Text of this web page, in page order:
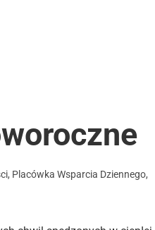
, Placówka Wsparcia Dziennego,